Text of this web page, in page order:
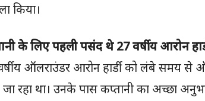
किया।
के लिए पहली पसंद थे 27 वर्षीय आरोन
ऑलराउंडर आरोन हार्डी को लंबे समय से
रहा था। उनके पास कप्तानी का अच्छा